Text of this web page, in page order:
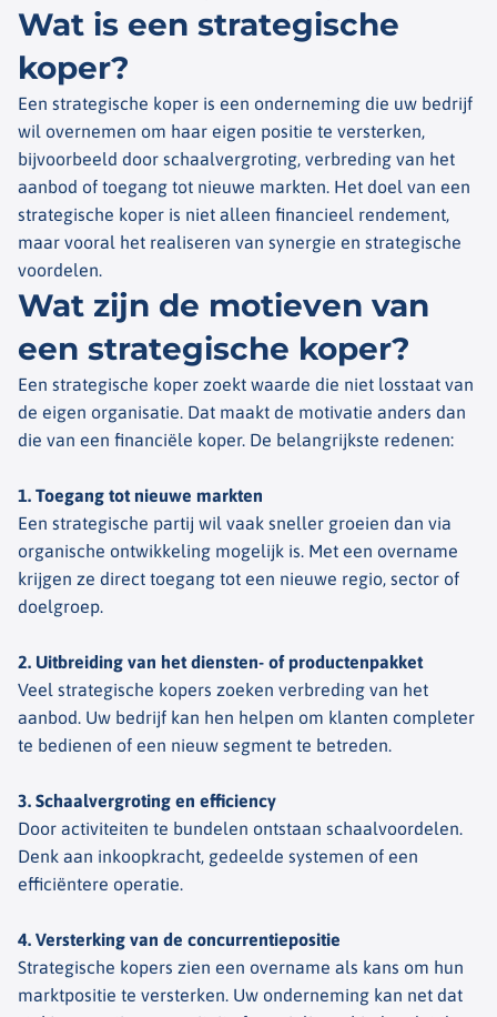
Wat is een strategische
koper?
Een strategische koper is een onderneming die uw bedrijf
wil overnemen om haar eigen positie te versterken,
bijvoorbeeld door schaalvergroting, verbreding van het
aanbod of toegang tot nieuwe markten. Het doel van een
strategische koper is niet alleen financieel rendement,
maar vooral het realiseren van synergie en strategische
voordelen.
Wat zijn de motieven van
een strategische koper?
Een strategische koper zoekt waarde die niet losstaat van
de eigen organisatie. Dat maakt de motivatie anders dan
die van een financiële koper. De belangrijkste redenen:
1. Toegang tot nieuwe markten
Een strategische partij wil vaak sneller groeien dan via
organische ontwikkeling mogelijk is. Met een overname
krijgen ze direct toegang tot een nieuwe regio, sector of
doelgroep.
2. Uitbreiding van het diensten- of productenpakket
Veel strategische kopers zoeken verbreding van het
aanbod. Uw bedrijf kan hen helpen om klanten completer
te bedienen of een nieuw segment te betreden.
3. Schaalvergroting en efficiency
Door activiteiten te bundelen ontstaan schaalvoordelen.
Denk aan inkoopkracht, gedeelde systemen of een
efficiëntere operatie.
4. Versterking van de concurrentiepositie
Strategische kopers zien een overname als kans om hun
marktpositie te versterken. Uw onderneming kan net dat